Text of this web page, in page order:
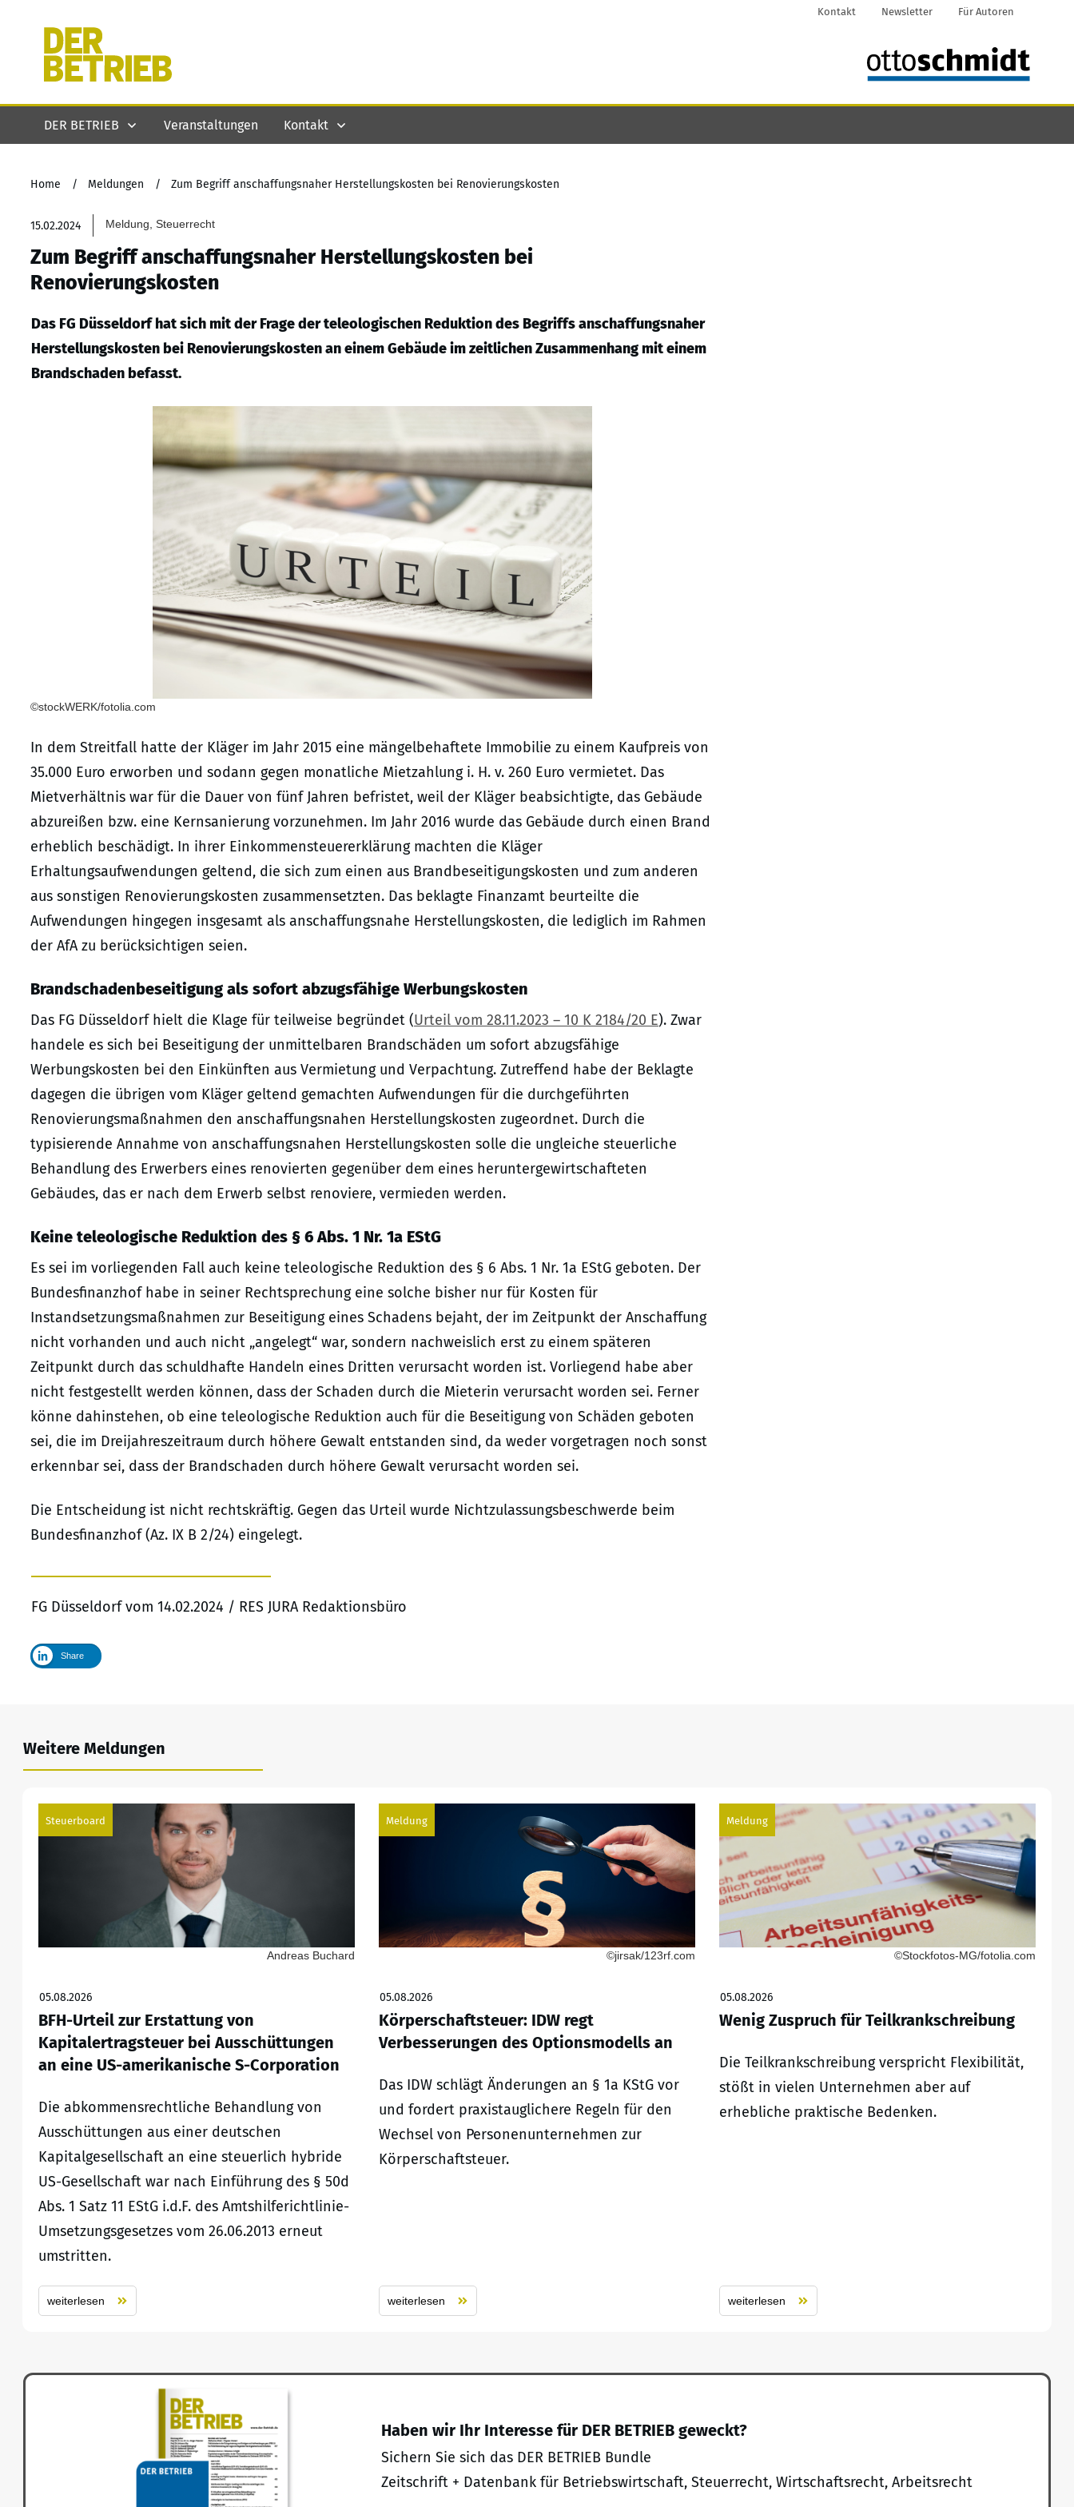
Kontakt Newsletter Für Autoren
DER BETRIEB Veranstaltungen Kontakt
Home / Meldungen / Zum Begriff anschaffungsnaher Herstellungskosten bei Renovierungskosten
15.02.2024 Meldung, Steuerrecht
Zum Begriff anschaffungsnaher Herstellungskosten bei
Renovierungskosten
Das FG Düsseldorf hat sich mit der Frage der teleologischen Reduktion des Begriffs anschaffungsnaher
Herstellungskosten bei Renovierungskosten an einem Gebäude im zeitlichen Zusammenhang mit einem
Brandschaden befasst.
©stockWERK/fotolia.com
In dem Streitfall hatte der Kläger im Jahr 2015 eine mängelbehaftete Immobilie zu einem Kaufpreis von
35.000 Euro erworben und sodann gegen monatliche Mietzahlung i. H. v. 260 Euro vermietet. Das
Mietverhältnis war für die Dauer von fünf Jahren befristet, weil der Kläger beabsichtigte, das Gebäude
abzureißen bzw. eine Kernsanierung vorzunehmen. Im Jahr 2016 wurde das Gebäude durch einen Brand
erheblich beschädigt. In ihrer Einkommensteuererklärung machten die Kläger
Erhaltungsaufwendungen geltend, die sich zum einen aus Brandbeseitigungskosten und zum anderen
aus sonstigen Renovierungskosten zusammensetzten. Das beklagte Finanzamt beurteilte die
Aufwendungen hingegen insgesamt als anschaffungsnahe Herstellungskosten, die lediglich im Rahmen
der AfA zu berücksichtigen seien.
Brandschadenbeseitigung als sofort abzugsfähige Werbungskosten
Das FG Düsseldorf hielt die Klage für teilweise begründet (Urteil vom 28.11.2023 – 10 K 2184/20 E). Zwar
handele es sich bei Beseitigung der unmittelbaren Brandschäden um sofort abzugsfähige
Werbungskosten bei den Einkünften aus Vermietung und Verpachtung. Zutreffend habe der Beklagte
dagegen die übrigen vom Kläger geltend gemachten Aufwendungen für die durchgeführten
Renovierungsmaßnahmen den anschaffungsnahen Herstellungskosten zugeordnet. Durch die
typisierende Annahme von anschaffungsnahen Herstellungskosten solle die ungleiche steuerliche
Behandlung des Erwerbers eines renovierten gegenüber dem eines heruntergewirtschafteten
Gebäudes, das er nach dem Erwerb selbst renoviere, vermieden werden.
Keine teleologische Reduktion des § 6 Abs. 1 Nr. 1a EStG
Es sei im vorliegenden Fall auch keine teleologische Reduktion des § 6 Abs. 1 Nr. 1a EStG geboten. Der
Bundesfinanzhof habe in seiner Rechtsprechung eine solche bisher nur für Kosten für
Instandsetzungsmaßnahmen zur Beseitigung eines Schadens bejaht, der im Zeitpunkt der Anschaffung
nicht vorhanden und auch nicht „angelegt“ war, sondern nachweislich erst zu einem späteren
Zeitpunkt durch das schuldhafte Handeln eines Dritten verursacht worden ist. Vorliegend habe aber
nicht festgestellt werden können, dass der Schaden durch die Mieterin verursacht worden sei. Ferner
könne dahinstehen, ob eine teleologische Reduktion auch für die Beseitigung von Schäden geboten
sei, die im Dreijahreszeitraum durch höhere Gewalt entstanden sind, da weder vorgetragen noch sonst
erkennbar sei, dass der Brandschaden durch höhere Gewalt verursacht worden sei.
Die Entscheidung ist nicht rechtskräftig. Gegen das Urteil wurde Nichtzulassungsbeschwerde beim
Bundesfinanzhof (Az. IX B 2/24) eingelegt.
FG Düsseldorf vom 14.02.2024 / RES JURA Redaktionsbüro
Share
Weitere Meldungen
Steuerboard
Andreas Buchard
05.08.2026
BFH-Urteil zur Erstattung von
Kapitalertragsteuer bei Ausschüttungen
an eine US-amerikanische S-Corporation
Die abkommensrechtliche Behandlung von
Ausschüttungen aus einer deutschen
Kapitalgesellschaft an eine steuerlich hybride
US-Gesellschaft war nach Einführung des § 50d
Abs. 1 Satz 11 EStG i.d.F. des Amtshilferichtlinie-
Umsetzungsgesetzes vom 26.06.2013 erneut
umstritten.
weiterlesen
Meldung
©jirsak/123rf.com
05.08.2026
Körperschaftsteuer: IDW regt
Verbesserungen des Optionsmodells an
Das IDW schlägt Änderungen an § 1a KStG vor
und fordert praxistauglichere Regeln für den
Wechsel von Personenunternehmen zur
Körperschaftsteuer.
weiterlesen
Meldung
©Stockfotos-MG/fotolia.com
05.08.2026
Wenig Zuspruch für Teilkrankschreibung
Die Teilkrankschreibung verspricht Flexibilität,
stößt in vielen Unternehmen aber auf
erhebliche praktische Bedenken.
weiterlesen
Haben wir Ihr Interesse für DER BETRIEB geweckt?
Sichern Sie sich das DER BETRIEB Bundle
Zeitschrift + Datenbank für Betriebswirtschaft, Steuerrecht, Wirtschaftsrecht, Arbeitsrecht